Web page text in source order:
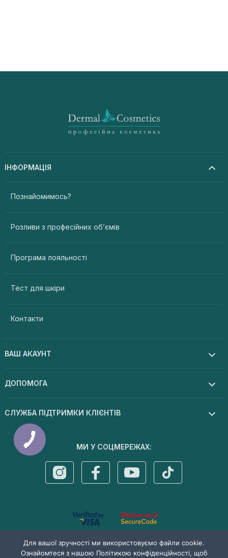
ІНФОРМАЦІЯ
Познайомимось?
Розливи з професійних об’ємів
Програма лояльності
Тест для шкіри
Контакти
ВАШ АКАУНТ
ДОПОМОГА
СЛУЖБА ПІДТРИМКИ КЛІЄНТІВ
МИ У СОЦМЕРЕЖАХ:
© 2026 Dermal cosmetics . Усі права захищені
Для вашої зручності ми використовуємо файли cookie.
Ознайомтеся з нашою Політикою конфіденційності, щоб